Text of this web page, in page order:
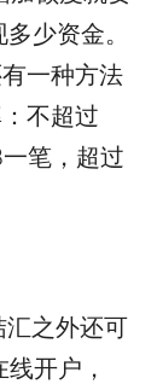
少资金。
一种方法
不超过
笔，超过
汇之外还可
开户，